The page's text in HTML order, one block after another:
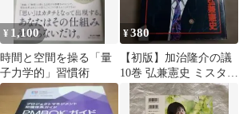
¥ 1,100
時間と空間を操る「量
子力学的」習慣術
¥380
【初版】加治隆介の議
10巻 弘兼憲史 ミスター
マガジンKC